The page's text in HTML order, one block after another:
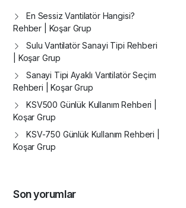
En Sessiz Vantilatör Hangisi?
Rehber | Koşar Grup
Sulu Vantilatör Sanayi Tipi Rehberi
| Koşar Grup
Sanayi Tipi Ayaklı Vantilatör Seçim
Rehberi | Koşar Grup
KSV500 Günlük Kullanım Rehberi |
Koşar Grup
KSV-750 Günlük Kullanım Rehberi |
Koşar Grup
Son yorumlar